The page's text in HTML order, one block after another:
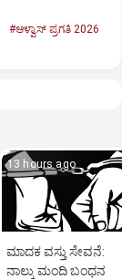
#ಆಳ್ವಾಸ್‌ ಪ್ರಗತಿ 2026
13 hours ago
ಮಾದಕ ವಸ್ತು ಸೇವನೆ:
ನಾಲ್ಕು ಮಂದಿ ಬಂಧನ